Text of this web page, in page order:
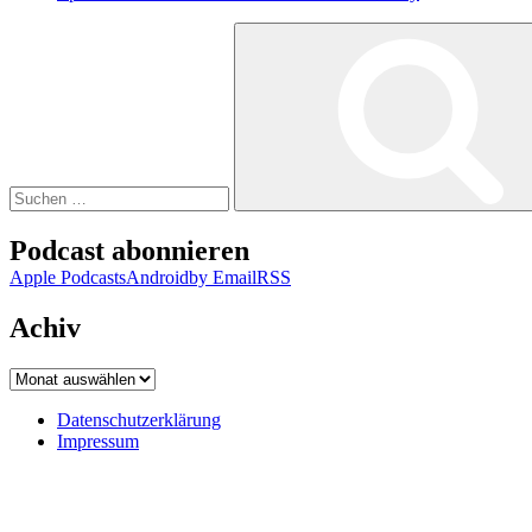
Podcast abonnieren
Apple PodcastsAndroidby EmailRSS
Achiv
Achiv
Datenschutzerklärung
Impressum